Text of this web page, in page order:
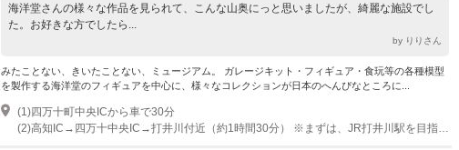
海洋堂さんの様々な作品を見られて、こんな山奥にっと思いましたが、綺麗な施設でし
た。お好きな方でしたら...
by りりさん
みたことない、きいたことない、ミュージアム。 ガレージキット・フィギュア・食玩等の各種模型
を製作する海洋堂のフィギュアを中心に、様々なコレクションが日本のへんぴなところに...
(1)四万十町中央ICから車で30分
(2)高知IC→四万十中央IC→打井川付近（約1時間30分） ※まずは、JR打井川駅を目指して頂くと分かりやすいです。JR打井川駅より車で約10分。